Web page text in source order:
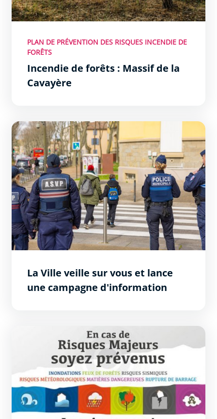
PLAN DE PRÉVENTION DES RISQUES INCENDIE DE
FORÊTS
Incendie de forêts : Massif de la
Cavayère
La Ville veille sur vous et lance une campagne
La Ville veille sur vous et lance
une campagne d'information
Guide des bons réflexes